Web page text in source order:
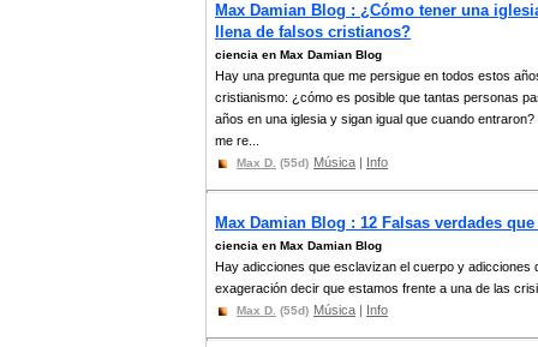
Max Damian Blog : ¿Cómo tener una
llena de falsos cristianos?
ciencia en Max Damian Blog
Hay una pregunta que me persigue en todos estos
cristianismo: ¿cómo es posible que tantas personas
años en una iglesia y sigan igual que cuando entraron?
me re...
Max D. (55d) Música | Info
Max Damian Blog : 12 Falsas verdades
ciencia en Max Damian Blog
Hay adicciones que esclavizan el cuerpo y
exageración decir que estamos frente a una de las
Max D. (55d) Música | Info